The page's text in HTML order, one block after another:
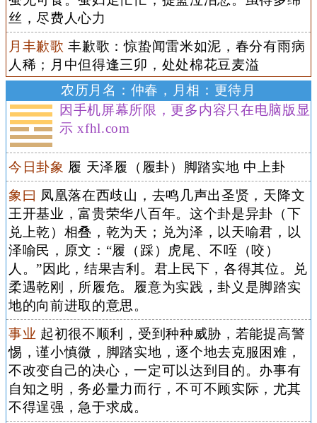
丝，尽费人心力
月丰歉歌 丰歉歌：惊蛰闻雷米如泥，春分有雨病
人稀；月中但得逢三卯，处处棉花豆麦溢
农历月名：仲春，月相：更待月
因手机屏幕所限，更多内容只在电脑版显
示 xfhl.com
今日卦象 履 天泽履（履卦）脚踏实地 中上卦
象曰 凤凰落在西歧山，去鸣几声出圣贤，天降文
王开基业，富贵荣华八百年。这个卦是异卦（下
兑上乾）相叠，乾为天；兑为泽，以天喻君，以
泽喻民，原文：“履（踩）虎尾、不咥（咬）
人。”因此，结果吉利。君上民下，各得其位。兑
柔遇乾刚，所履危。履意为实践，卦义是脚踏实
地的向前进取的意思。
事业 起初很不顺利，受到种种威胁，若能提高警
惕，谨小慎微，脚踏实地，逐个地去克服困难，
不改变自己的决心，一定可以达到目的。办事有
自知之明，务必量力而行，不可不顾实际，尤其
不得逞强，急于求成。